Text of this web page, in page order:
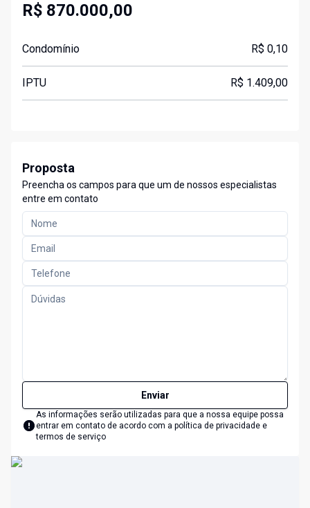
R$ 870.000,00
Condomínio R$ 0,10
IPTU R$ 1.409,00
Proposta
Preencha os campos para que um de nossos especialistas
entre em contato
Enviar
As informações serão utilizadas para que a nossa equipe possa
entrar em contato de acordo com a política de privacidade e
termos de serviço